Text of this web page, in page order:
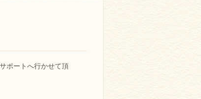
ポートへ行かせて頂